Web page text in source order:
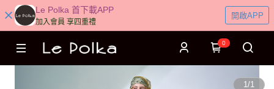
Le Polka 首下載APP
加入會員 享四重禮
開啟APP
0
1/1